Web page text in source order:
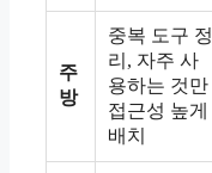
주
방
중복 도구 정
리, 자주 사
용하는 것만
접근성 높게
배치